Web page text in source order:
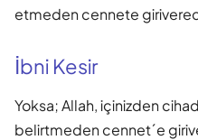
etmeden cennete
İbni Kesir
Yoksa; Allah, içinizden
belirtmeden cennet´e